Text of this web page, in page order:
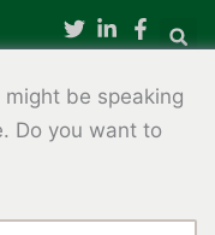
be speaking
Do you want to